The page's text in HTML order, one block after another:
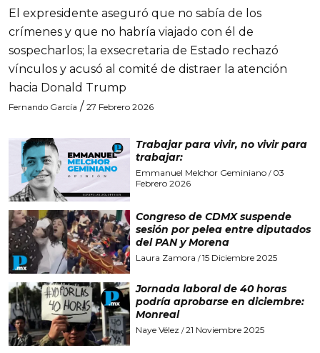
El expresidente aseguró que no sabía de los
crímenes y que no habría viajado con él de
sospecharlos; la exsecretaria de Estado rechazó
vínculos y acusó al comité de distraer la atención
hacia Donald Trump
Fernando García / 27 Febrero 2026
Trabajar para vivir, no vivir para
trabajar:
Emmanuel Melchor Geminiano/ 03
Febrero 2026
Congreso de CDMX suspende
sesión por pelea entre diputados
del PAN y Morena
Laura Zamora /15 Diciembre 2025
Jornada laboral de 40 horas
podría aprobarse en diciembre:
Monreal
Naye Vélez /21 Noviembre 2025